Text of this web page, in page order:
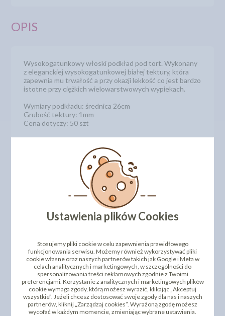
OPIS
Wysokogatunkowy włoski podkład pod tort. Wykonany
z eleganckiej wysokogatunkowej białej tektury, która
zapewnia mu trwałość a przy okazji lekkość co jest bardzo
istotne przy ciężkich wielowarstwowych wypiekach.
Wymiary podkładu: średnica 26cm
Grubość tektury: 1mm
Cena dotyczy: 50 szt
Numer katalogowy: 5217226
DODAJ SWOJĄ OPINIĘ
PRODUKTY PODOBNE
Ustawienia plików Cookies
Stosujemy pliki cookie w celu zapewnienia prawidłowego
funkcjonowania serwisu. Możemy również wykorzystywać pliki
cookie własne oraz naszych partnerów takich jak Google i Meta w
celach analitycznych i marketingowych, w szczególności do
spersonalizowania treści reklamowych zgodnie z Twoimi
preferencjami. Korzystanie z analitycznych i marketingowych plików
cookie wymaga zgody, którą możesz wyrazić, klikając „Akceptuj
wszystkie”. Jeżeli chcesz dostosować swoje zgody dla nas i naszych
partnerów, kliknij „Zarządzaj cookies”. Wyrażoną zgodę możesz
wycofać w każdym momencie, zmieniając wybrane ustawienia.